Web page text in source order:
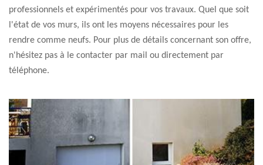
professionnels et expérimentés pour vos travaux. Quel que soit
l'état de vos murs, ils ont les moyens nécessaires pour les
rendre comme neufs. Pour plus de détails concernant son offre,
n'hésitez pas à le contacter par mail ou directement par
téléphone.